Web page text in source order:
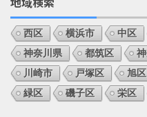
西区 横浜市 中区
神奈川県
都筑区
川崎市
戸塚区 旭区
緑区
磯子区 栄区